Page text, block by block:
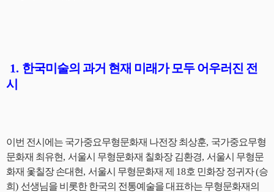
1. 한국미술의 과거 현재 미래가 모두 어우러진 전
시
이번 전시에는 국가중요무형문화재 나전장 최상훈, 국가중요무형
문화재 최유현, 서울시 무형문화재 칠화장 김환경, 서울시 무형문
화재 옻칠장 손대현, 서울시 무형문화재 제 18호 민화장 정귀자(승
희) 선생님을 비롯한 한국의 전통예술을 대표하는 무형문화재의